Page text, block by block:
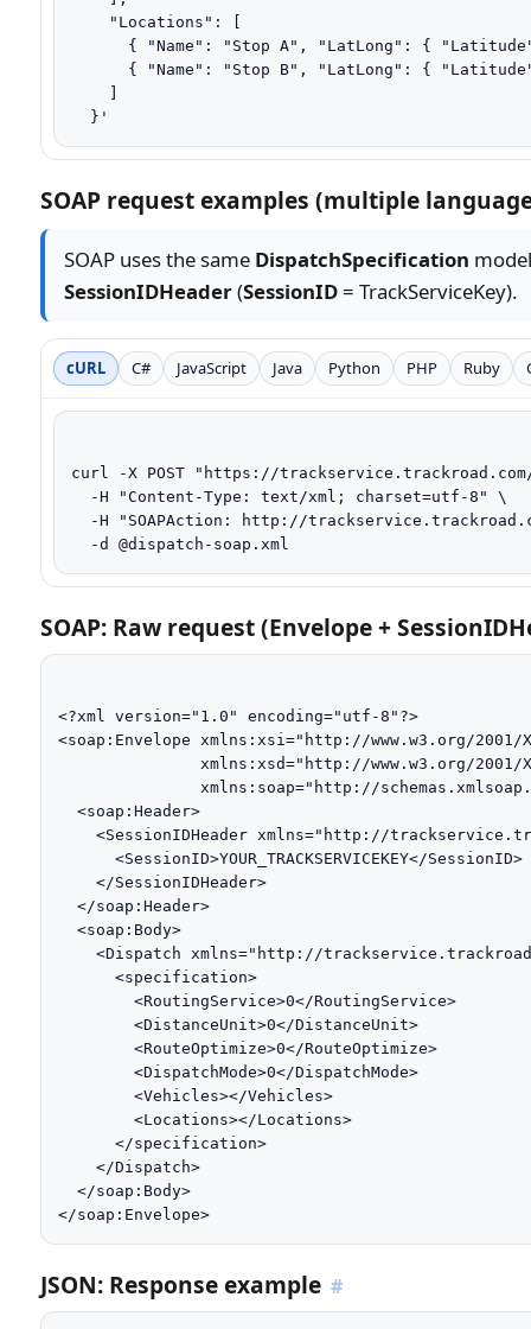
    "Locations": [
{ "Name": "Stop A", "LatLong": {
{ "Name": "Stop B", "LatLong": {
  }'
SOAP request examples (multiple
SOAP uses the same DispatchSpecification
SessionIDHeader(SessionID = TrackServiceKey).
cURL C# JavaScript Java Python PHP Ruby
curl -X POST "https://
  -H "Content-Type: text/xml; charset=utf-8" \
-H "SOAPAction: http://
  -d @dispatch-soap.xml
SOAP: Raw request (Envelope +
<?xml version="1.0" encoding="utf-8"?>
<soap:Envelope xmlns:xsi="http://www.w3.org/2001/
xmlns:xsd="http://www.w3.org/2001/
xmlns:soap="http://
  <soap:Header>
<SessionIDHeader xmlns="http://
      <SessionID>YOUR_TRACKSERVICEKEY</SessionID>
    </SessionIDHeader>
  </soap:Header>
  <soap:Body>
<Dispatch xmlns="http://
      <specification>
        <RoutingService>0</RoutingService>
        <DistanceUnit>0</DistanceUnit>
        <RouteOptimize>0</RouteOptimize>
        <DispatchMode>0</DispatchMode>
        <Vehicles></Vehicles>
        <Locations></Locations>
      </specification>
    </Dispatch>
  </soap:Body>
</soap:Envelope>
JSON: Response example #